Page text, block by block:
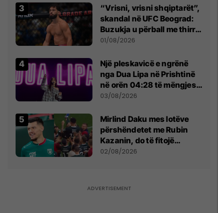
“Vrisni, vrisni shqiptarët”,
skandal në UFC Beograd:
Buzukja u përball me thirrje
anti-shqiptare nga
01/08/2026
Një pleskavicë e ngrënë
nga Dua Lipa në Prishtinë
në orën 04:28 të mëngjesit
- dhe bota digjitale serbe
03/08/2026
Mirlind Daku mes lotëve
përshëndetet me Rubin
Kazanin, do të fitojë
miliona te Spartak Moska
02/08/2026